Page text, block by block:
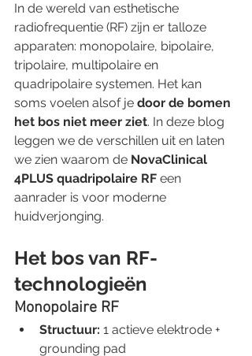
In de wereld van esthetische
radiofrequentie (RF) zijn er talloze
apparaten: monopolaire, bipolaire,
tripolaire, multipolaire en
quadripolaire systemen. Het kan
soms voelen alsof je door de bomen
het bos niet meer ziet. In deze blog
leggen we de verschillen uit en laten
we zien waarom de NovaClinical
4PLUS quadripolaire RF een
aanrader is voor moderne
huidverjonging.
Het bos van RF-
technologieën
Monopolaire RF
Structuur: 1 actieve elektrode +
grounding pad